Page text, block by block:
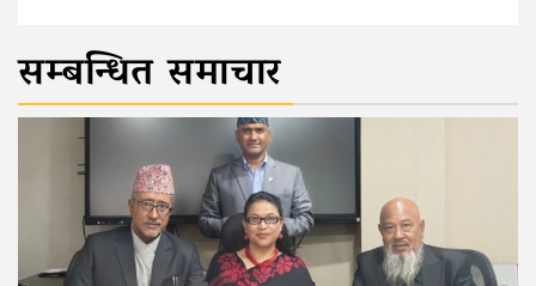
सम्बन्धित समाचार